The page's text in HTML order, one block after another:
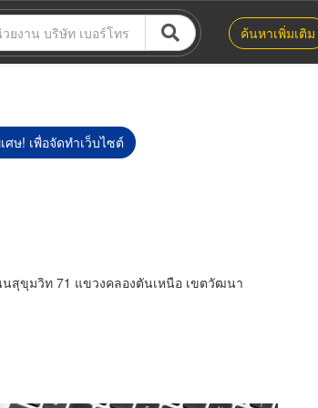
ค้นหาเพิ่มเติม
ษ! เพื่อจัดทำเว็บไซต์
สุขุมวิท 71 แขวงคลองตันเหนือ เขตวัฒนา